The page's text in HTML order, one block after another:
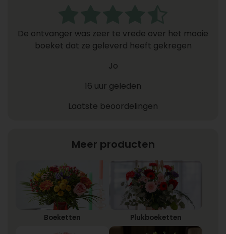
De ontvanger was zeer te vrede over het mooie
boeket dat ze geleverd heeft gekregen
Jo
16 uur geleden
Laatste beoordelingen
Meer producten
Boeketten Plukboeketten